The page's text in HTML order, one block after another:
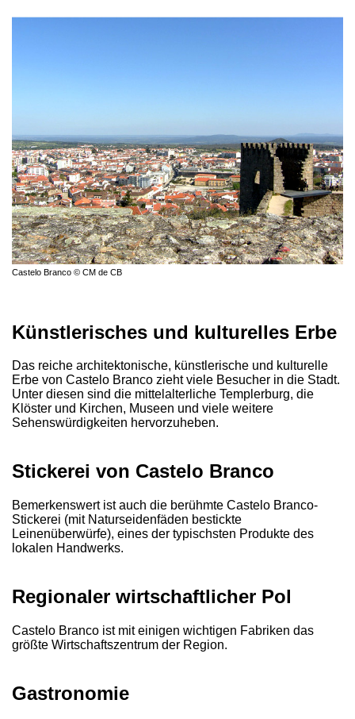
Castelo Branco © CM de CB
Künstlerisches und kulturelles Erbe
Das reiche architektonische, künstlerische und kulturelle
Erbe von Castelo Branco zieht viele Besucher in die Stadt.
Unter diesen sind die mittelalterliche Templerburg, die
Klöster und Kirchen, Museen und viele weitere
Sehenswürdigkeiten hervorzuheben.
Stickerei von Castelo Branco
Bemerkenswert ist auch die berühmte Castelo Branco-
Stickerei (mit Naturseidenfäden bestickte
Leinenüberwürfe), eines der typischsten Produkte des
lokalen Handwerks.
Regionaler wirtschaftlicher Pol
Castelo Branco ist mit einigen wichtigen Fabriken das
größte Wirtschaftszentrum der Region.
Gastronomie